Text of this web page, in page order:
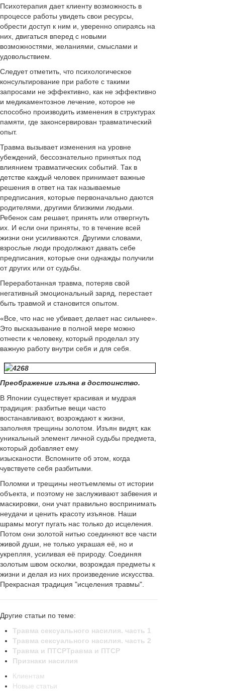
Психотерапия дает клиенту возможность в
процессе работы увидеть свои ресурсы,
обрести доступ к ним и, уверенно опираясь на
них, двигаться вперед с новыми
возможностями, желаниями, смыслами и
удовольствием.
Следует отметить, что психологическое
консультирование при работе с такими
запросами не эффективно, как не эффективно
и медикаментозное лечение, которое не
способно производить изменения в структурах
памяти, где законсервирован травматический
опыт.
Травма вызывает изменения на уровне
убеждений, бессознательно принятых под
влиянием травматических событий. Так в
детстве каждый человек принимает важные
решения в ответ на так называемые
предписания, которые первоначально даются
родителями, другими близкими людьми.
Ребенок сам решает, принять или отвергнуть
их. И если они приняты, то в течение всей
жизни они усиливаются. Другими словами,
взрослые люди продолжают давать себе
предписания, которые они однажды получили
от других или от судьбы.
Переработанная травма, потеряв свой
негативный эмоциональный заряд, перестает
быть травмой и становится опытом.
«Все, что нас не убивает, делает нас сильнее».
Это высказывание в полной мере можно
отнести к человеку, который проделал эту
важную работу внутри себя и для себя.
Преображение изъяна в достоинство.
В Японии существует красивая и мудрая
традиция: разбитые вещи часто
востанавливают, возрождают к жизни,
заполняя трещины золотом. Изъян видят, как
уникальный элемент личной судьбы предмета,
который добавляет ему
изысканости. Вспомните об этом, когда
чувствуете себя разбитыми.
Поломки и трещины неотъемлемы от истории
объекта, и поэтому не заслуживают забвения и
маскировки, они учат правильно воспринимать
неудачи и ценить красоту изъянов. Наши
шрамы могут пугать нас только до исцеления.
Потом они золотой нитью соединяют все части
живой души, не только украшая её, но и
укрепляя, усиливая её природу. Соединяя
золотым швом осколки, возрождая предметы к
жизни и делая из них произведение искусства.
Прекрасная традиция "исцеления травмы".
Другие статьи по теме:
Травма сексуального насилия. часть 1
Травма сексуального насилия. часть 2
Травма и ПТСРТравма и ПТСР
Признаки насилия
Клиентам
Новые статьи